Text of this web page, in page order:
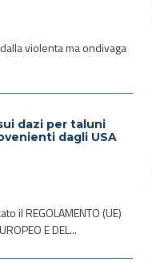
violenta ma ondivaga
dazi per taluni
dagli USA
il REGOLAMENTO (UE)
E DEL...